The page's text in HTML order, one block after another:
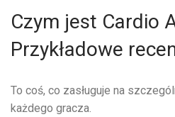
Czym jest Cardio
Przykładowe
To coś, co zasługuje na
każdego gracza.